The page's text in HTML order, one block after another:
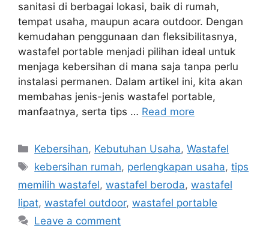
sanitasi di berbagai lokasi, baik di rumah,
tempat usaha, maupun acara outdoor. Dengan
kemudahan penggunaan dan fleksibilitasnya,
wastafel portable menjadi pilihan ideal untuk
menjaga kebersihan di mana saja tanpa perlu
instalasi permanen. Dalam artikel ini, kita akan
membahas jenis-jenis wastafel portable,
manfaatnya, serta tips … Read more
Categories
Kebersihan, Kebutuhan Usaha,Wastafel
Tags
kebersihan rumah, perlengkapan usaha,tips
memilih wastafel, wastafel beroda, wastafel
lipat, wastafel outdoor, wastafel portable
Leave a comment